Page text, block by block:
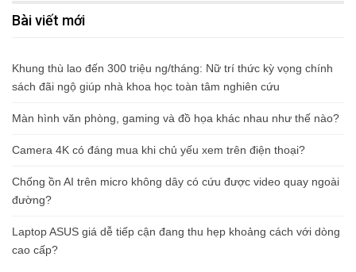
Bài viết mới
Khung thù lao đến 300 triệu ng/tháng: Nữ trí thức kỳ vọng chính
sách đãi ngộ giúp nhà khoa học toàn tâm nghiên cứu
Màn hình văn phòng, gaming và đồ họa khác nhau như thế nào?
Camera 4K có đáng mua khi chủ yếu xem trên điện thoại?
Chống ồn AI trên micro không dây có cứu được video quay ngoài
đường?
Laptop ASUS giá dễ tiếp cận đang thu hẹp khoảng cách với dòng
cao cấp?